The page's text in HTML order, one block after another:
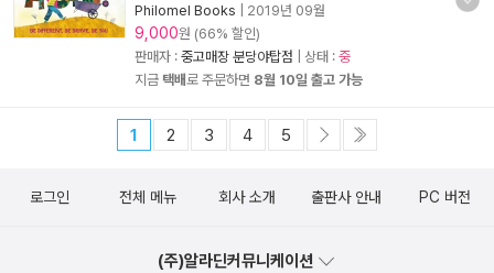
Philomel Books
2019년 09월
9,000원 (66% 할인)
판매자 : 중고매장 분당야탑점 | 상태 : 중
지금 택배로 주문하면 8월 10일 출고 가능
1 2 3 4 5
로그인 전체 메뉴 회사 소개 출판사 안내 PC 버전
(주)알라딘커뮤니케이션